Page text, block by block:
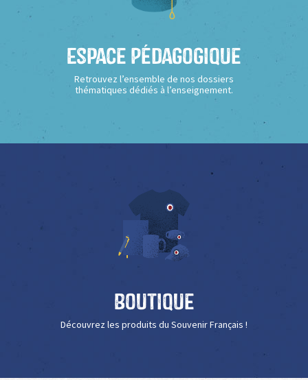
Espace Pédagogique
Retrouvez l’ensemble de nos dossiers
thématiques dédiés à l’enseignement.
Boutique
Découvrez les produits du Souvenir Français !